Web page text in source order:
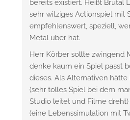
bereits existiert. Heißt Brütal
sehr witziges Actionspiel mit
empfehlenswert, speziell,
Metal über hat.
Herr Körber sollte zwingend
denke kaum ein Spiel passt
dieses. Als Alternativen
(sehr tolles Spiel bei dem
Studio leitet und Filme
(eine Lebenssimulation mit